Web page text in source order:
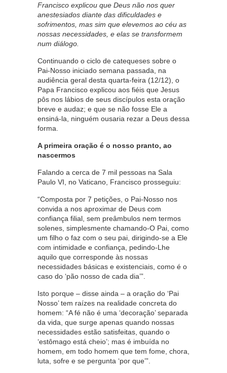
Francisco explicou que Deus não nos quer
anestesiados diante das dificuldades e
sofrimentos, mas sim que elevemos ao céu as
nossas necessidades, e elas se transformem
num diálogo.
Continuando o ciclo de catequeses sobre o
Pai-Nosso iniciado semana passada, na
audiência geral desta quarta-feira (12/12), o
Papa Francisco explicou aos fiéis que Jesus
pôs nos lábios de seus discípulos esta oração
breve e audaz; e que se não fosse Ele a
ensiná-la, ninguém ousaria rezar a Deus dessa
forma.
A primeira oração é o nosso pranto, ao
nascermos
Falando a cerca de 7 mil pessoas na Sala
Paulo VI, no Vaticano, Francisco prosseguiu:
“Composta por 7 petições, o Pai-Nosso nos
convida a nos aproximar de Deus com
confiança filial, sem preâmbulos nem termos
solenes, simplesmente chamando-O Pai, como
um filho o faz com o seu pai, dirigindo-se a Ele
com intimidade e confiança, pedindo-Lhe
aquilo que corresponde às nossas
necessidades básicas e existenciais, como é o
caso do ‘pão nosso de cada dia’”.
Isto porque – disse ainda – a oração do ‘Pai
Nosso’ tem raízes na realidade concreta do
homem: “A fé não é uma ‘decoração’ separada
da vida, que surge apenas quando nossas
necessidades estão satisfeitas, quando o
‘estômago está cheio’; mas é imbuída no
homem, em todo homem que tem fome, chora,
luta, sofre e se pergunta ‘por que’”.